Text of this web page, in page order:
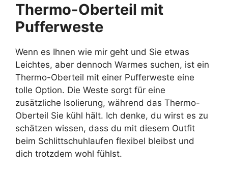
Thermo-Oberteil mit
Pufferweste
Wenn es Ihnen wie mir geht und Sie etwas
Leichtes, aber dennoch Warmes suchen, ist ein
Thermo-Oberteil mit einer Pufferweste eine
tolle Option. Die Weste sorgt für eine
zusätzliche Isolierung, während das Thermo-
Oberteil Sie kühl hält. Ich denke, du wirst es zu
schätzen wissen, dass du mit diesem Outfit
beim Schlittschuhlaufen flexibel bleibst und
dich trotzdem wohl fühlst.